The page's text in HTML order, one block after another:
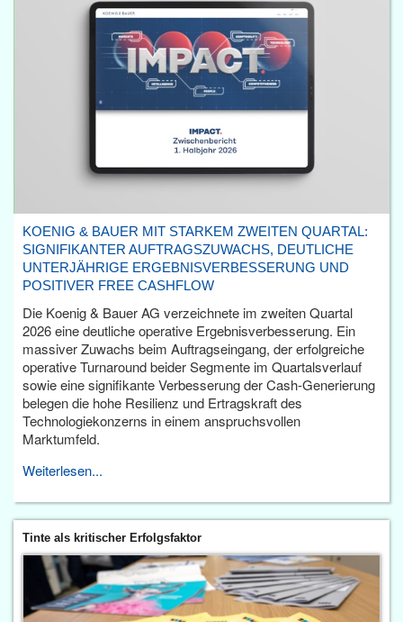
KOENIG & BAUER MIT STARKEM ZWEITEN QUARTAL:
SIGNIFIKANTER AUFTRAGSZUWACHS, DEUTLICHE
UNTERJÄHRIGE ERGEBNISVERBESSERUNG UND
POSITIVER FREE CASHFLOW
Die Koenig & Bauer AG verzeichnete im zweiten Quartal
2026 eine deutliche operative Ergebnisverbesserung. Ein
massiver Zuwachs beim Auftragseingang, der erfolgreiche
operative Turnaround beider Segmente im Quartalsverlauf
sowie eine signifikante Verbesserung der Cash-Generierung
belegen die hohe Resilienz und Ertragskraft des
Technologiekonzerns in einem anspruchsvollen
Marktumfeld.
Weiterlesen...
Tinte als kritischer Erfolgsfaktor